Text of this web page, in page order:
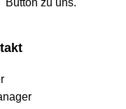
Button zu uns.